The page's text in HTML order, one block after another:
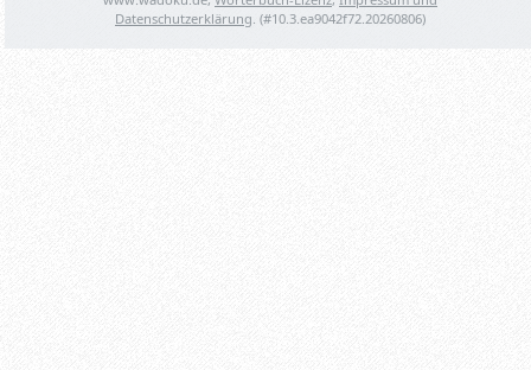
Datenschutzerklärung . (#10.3.ea9042f72.20260806)